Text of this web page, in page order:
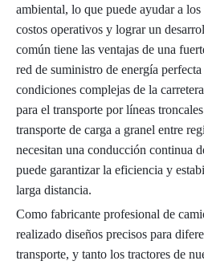
ambiental, lo que puede ayudar a
costos operativos y lograr un
común tiene las ventajas de una
red de suministro de energía
condiciones complejas de la
para el transporte por líneas
transporte de carga a granel entre
necesitan una conducción continua
puede garantizar la eficiencia y
larga distancia.
Como fabricante profesional de
realizado diseños precisos para
transporte, y tanto los tractores de